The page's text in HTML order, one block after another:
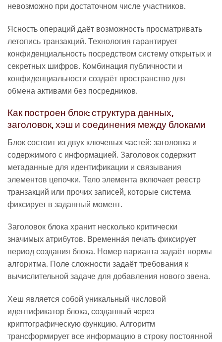
невозможно при достаточном числе участников.
Ясность операций даёт возможность просматривать
летопись транзакций. Технология гарантирует
конфиденциальность посредством систему открытых и
секретных шифров. Комбинация публичности и
конфиденциальности создаёт пространство для
обмена активами без посредников.
Как построен блок: структура данных,
заголовок, хэш и соединения между блоками
Блок состоит из двух ключевых частей: заголовка и
содержимого с информацией. Заголовок содержит
метаданные для идентификации и связывания
элементов цепочки. Тело элемента включает реестр
транзакций или прочих записей, которые система
фиксирует в заданный момент.
Заголовок блока хранит несколько критически
значимых атрибутов. Временна́я печать фиксирует
период создания блока. Номер варианта задаёт нормы
алгоритма. Поле сложности задаёт требования к
вычислительной задаче для добавления нового звена.
Хеш является собой уникальный числовой
идентификатор блока, созданный через
криптографическую функцию. Алгоритм
трансформирует все информацию в строку постоянной